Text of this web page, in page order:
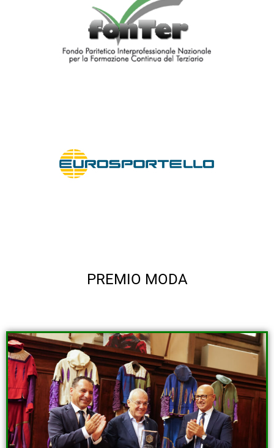
PREMIO MODA